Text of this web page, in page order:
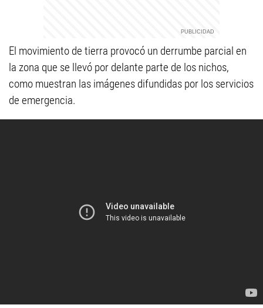
El movimiento de tierra provocó un derrumbe parcial en
la zona que se llevó por delante parte de los nichos,
como muestran las imágenes difundidas por los servicios
de emergencia.